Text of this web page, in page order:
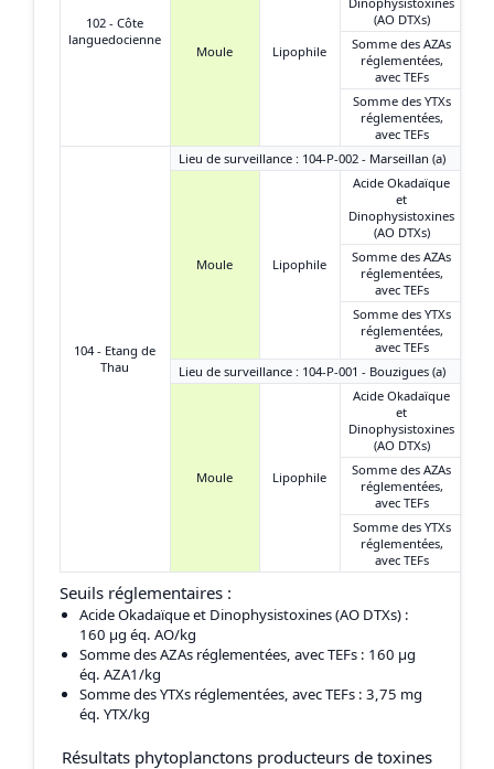
102 - Côte
languedocienne
Moule Lipophile
(AO DTXs)
Somme des AZAs
réglementées,
avec TEFs
Somme des YTXs
réglementées,
avec TEFs
104 - Etang de
Thau
Lieu de surveillance : 104-P-002 - Marseillan (a)
Moule Lipophile
Acide Okadaïque
et
Dinophysistoxines
(AO DTXs)
Somme des AZAs
réglementées,
avec TEFs
Somme des YTXs
réglementées,
avec TEFs
Lieu de surveillance : 104-P-001 - Bouzigues (a)
Moule Lipophile
Acide Okadaïque
et
Dinophysistoxines
(AO DTXs)
Somme des AZAs
réglementées,
avec TEFs
Somme des YTXs
réglementées,
avec TEFs
Seuils réglementaires :
Acide Okadaïque et Dinophysistoxines (AO DTXs) :
160 μg éq. AO/kg
Somme des AZAs réglementées, avec TEFs : 160 μg
éq. AZA1/kg
Somme des YTXs réglementées, avec TEFs : 3,75 mg
éq. YTX/kg
Résultats phytoplanctons producteurs de toxines